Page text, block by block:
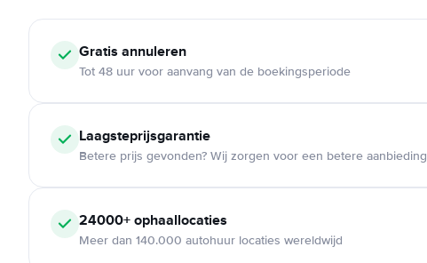
Gratis annuleren
Tot 48 uur voor aanvang van de boekingsperiode
Laagsteprijsgarantie
Betere prijs gevonden? Wij zorgen voor een betere aanbieding
24000+ ophaallocaties
Meer dan 140.000 autohuur locaties wereldwijd